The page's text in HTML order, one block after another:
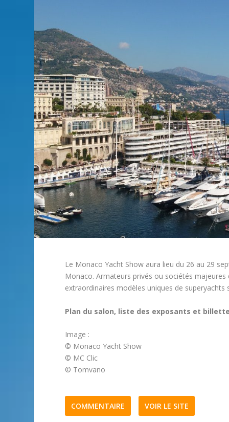
Le Monaco Yacht Show aura lieu du 26 au 29
Monaco. Armateurs privés ou sociétés
extraordinaires modèles uniques de
Plan du salon, liste des exposants et
Image :
© Monaco Yacht Show
© MC Clic
© Tomvano
COMMENTAIRE VOIR LE SITE